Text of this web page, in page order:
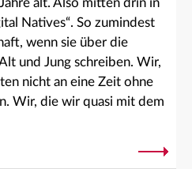
alt. Also mitten drin in
Natives“. So zumindest
wenn sie über die
und Jung schreiben. Wir,
nicht an eine Zeit ohne
Wir, die wir quasi mit dem